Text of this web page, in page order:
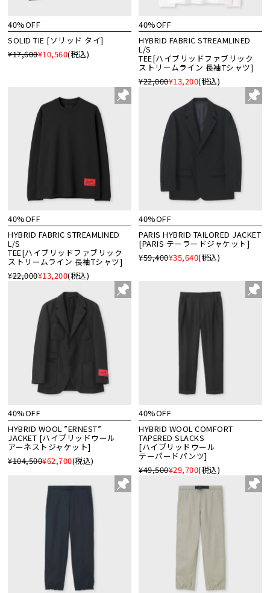
40%OFF
SOLID TIE [ソリッド タイ]
¥17,600¥10,560(税込)
40%OFF
HYBRID FABRIC STREAMLINED
L/S
TEE[ハイブリッドファブリック
ストリームライン 長袖Tシャツ]
¥22,000¥13,200(税込)
40%OFF
HYBRID FABRIC STREAMLINED
L/S
TEE[ハイブリッドファブリック
ストリームライン 長袖Tシャツ]
¥22,000¥13,200(税込)
40%OFF
PARIS HYBRID TAILORED JACKET
[PARIS テーラードジャケット]
¥59,400¥35,640(税込)
40%OFF
HYBRID WOOL ”ERNEST”
JACKET [ハイブリッドウール
アーネストジャケット]
¥104,500¥62,700(税込)
40%OFF
HYBRID WOOL COMFORT
TAPERED SLACKS
[ハイブリッドウール
テーパードパンツ]
¥49,500¥29,700(税込)